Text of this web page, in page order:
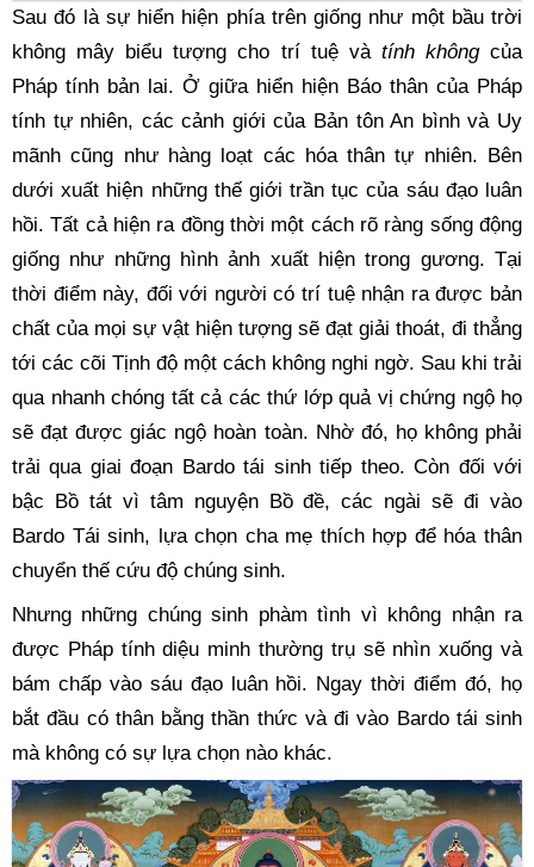
Sau đó là sự hiển hiện phía trên giống như một bầu trời
không mây biểu tượng cho trí tuệ và tính không của
Pháp tính bản lai. Ở giữa hiển hiện Báo thân của Pháp
tính tự nhiên, các cảnh giới của Bản tôn An bình và Uy
mãnh cũng như hàng loạt các hóa thân tự nhiên. Bên
dưới xuất hiện những thế giới trần tục của sáu đạo luân
hồi. Tất cả hiện ra đồng thời một cách rõ ràng sống động
giống như những hình ảnh xuất hiện trong gương. Tại
thời điểm này, đối với người có trí tuệ nhận ra được bản
chất của mọi sự vật hiện tượng sẽ đạt giải thoát, đi thẳng
tới các cõi Tịnh độ một cách không nghi ngờ. Sau khi trải
qua nhanh chóng tất cả các thứ lớp quả vị chứng ngộ họ
sẽ đạt được giác ngộ hoàn toàn. Nhờ đó, họ không phải
trải qua giai đoạn Bardo tái sinh tiếp theo. Còn đối với
bậc Bồ tát vì tâm nguyện Bồ đề, các ngài sẽ đi vào
Bardo Tái sinh, lựa chọn cha mẹ thích hợp để hóa thân
chuyển thế cứu độ chúng sinh.
Nhưng những chúng sinh phàm tình vì không nhận ra
được Pháp tính diệu minh thường trụ sẽ nhìn xuống và
bám chấp vào sáu đạo luân hồi. Ngay thời điểm đó, họ
bắt đầu có thân bằng thần thức và đi vào Bardo tái sinh
mà không có sự lựa chọn nào khác.